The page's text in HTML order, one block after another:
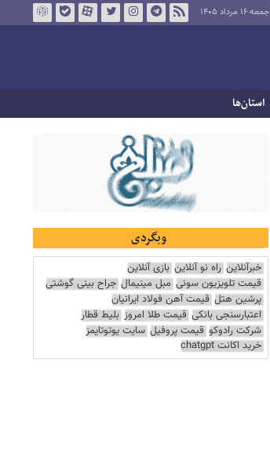
جمعه ۱۶ مرداد ۱۴۰۵
استان‌ها
وبگردی
خبرآنلاین راه نو آنلاین بازی آنلاین
قیمت تلویزیون سونی مبل مینیمال جراح بینی گوشتی
پرشین هتل قیمت آهن فولاد ایرانیان
اعتبارسنجی بانکی قیمت طلا امروز بلیط قطار
شرکت رادوکو قیمت پروفیل سایت یوتوتایمز
خرید اکانت chatgpt